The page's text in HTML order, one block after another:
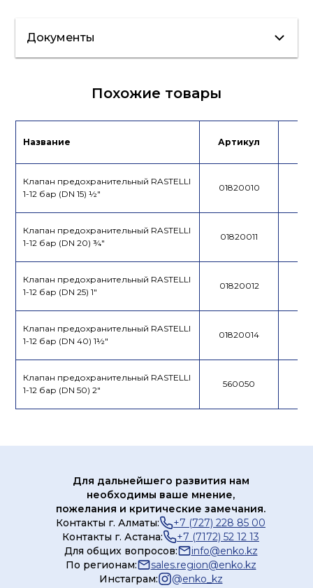
Документы
Декларация
Паспорт
Лист данных
Похожие товары
Название Артикул
Клапан предохранительный RASTELLI
1-12 бар (DN 15) ½"
01820010
Клапан предохранительный RASTELLI
1-12 бар (DN 20) ¾"
01820011
Клапан предохранительный RASTELLI
1-12 бар (DN 25) 1"
01820012
Клапан предохранительный RASTELLI
1-12 бар (DN 40) 1½"
01820014
Клапан предохранительный RASTELLI
1-12 бар (DN 50) 2"
560050
Для дальнейшего развития нам
необходимы ваше мнение,
пожелания и критические замечания.
Контакты г. Алматы:
+7 (727) 228 85 00
Контакты г. Астана:
+7 (7172) 52 12 13
Для общих вопросов:
info@enko.kz
По регионам:
sales.region@enko.kz
Инстаграм:
@enko_kz